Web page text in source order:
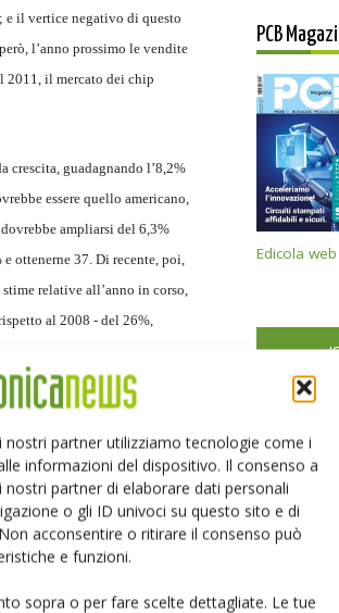
partner utilizziamo tecnologie come i
informazioni del dispositivo. Il consenso a
partner di elaborare dati personali
o gli ID univoci su questo sito e di
acconsentire o ritirare il consenso può
e funzioni.
sopra o per fare scelte dettagliate. Le tue
e il vertice negativo di questo
l’anno prossimo le vendite
2011, il mercato dei chip
crescita, guadagnando l’8,2%
essere quello americano,
ampliarsi del 6,3%
ottenerne 37. Di recente, poi,
relative all’anno in corso,
al 2008 - del 26%,
PCB
Edicola web